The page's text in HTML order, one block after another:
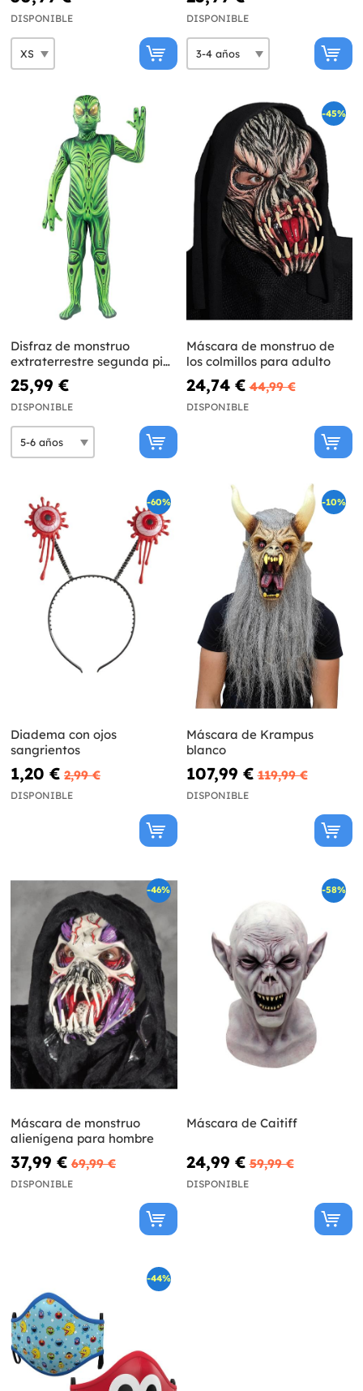
DISPONIBLE DISPONIBLE
Disfraz de monstruo
extraterrestre segunda piel
para niño
25,99 €
DISPONIBLE
-45%
Máscara de monstruo de
los colmillos para adulto
24,74 € 44,99 €
DISPONIBLE
-60%
Diadema con ojos
sangrientos
1,20 € 2,99 €
DISPONIBLE
-10%
Máscara de Krampus
blanco
107,99 € 119,99 €
DISPONIBLE
-46%
Máscara de monstruo
alienígena para hombre
37,99 € 69,99 €
DISPONIBLE
-58%
Máscara de Caitiff
24,99 € 59,99 €
DISPONIBLE
-44%